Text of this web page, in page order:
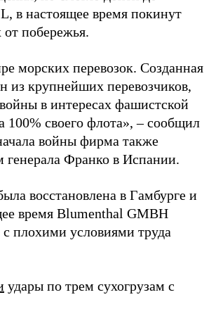
в настоящее время покинут
побережья.
морских перевозок. Созданная
из крупнейших перевозчиков,
в интересах фашистской
100% своего флота», – сообщил
войны фирма также
генерала Франко в Испании.
восстановлена в Гамбурге и
время Blumenthal GMBH
плохими условиями труда
удары по трем сухогрузам с